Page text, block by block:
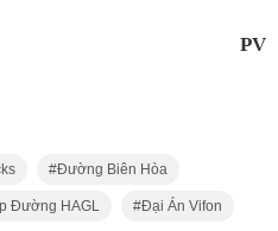
PV
Đường Biên Hòa
Đường HAGL Đại Án Vifon